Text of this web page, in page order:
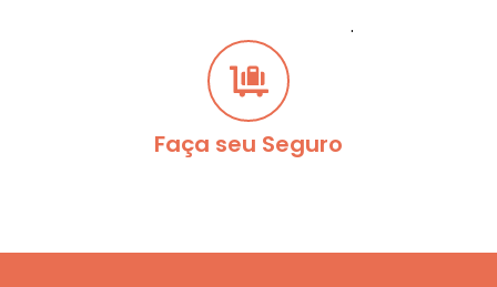
.
Faça seu Seguro